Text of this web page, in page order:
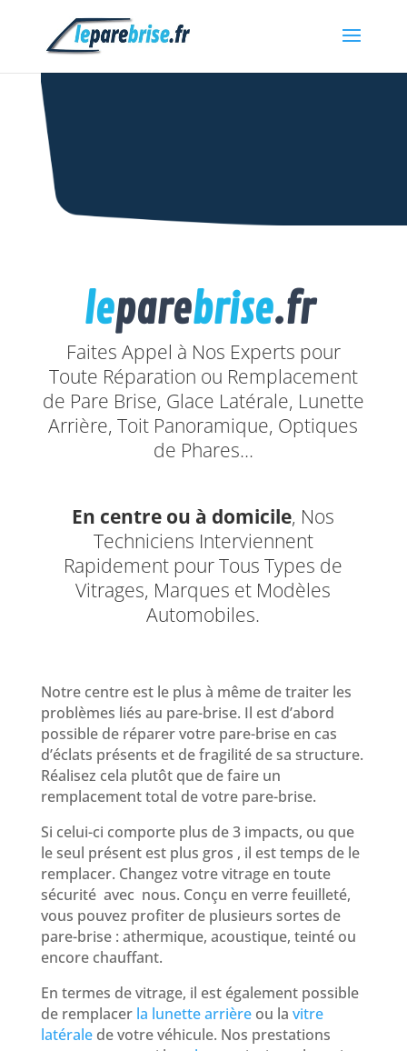
leparebrise.fr
Faites Appel à Nos Experts pour
Toute Réparation ou Remplacement
de Pare Brise, Glace Latérale, Lunette
Arrière, Toit Panoramique, Optiques
de Phares…
En centre ou à domicile, Nos
Techniciens Interviennent
Rapidement pour Tous Types de
Vitrages, Marques et Modèles
Automobiles.
Notre centre est le plus à même de traiter les
problèmes liés au pare-brise. Il est d’abord
possible de réparer votre pare-brise en cas
d’éclats présents et de fragilité de sa structure.
Réalisez cela plutôt que de faire un
remplacement total de votre pare-brise.
Si celui-ci comporte plus de 3 impacts, ou que
le seul présent est plus gros , il est temps de le
remplacer. Changez votre vitrage en toute
sécurité avec nous. Conçu en verre feuilleté,
vous pouvez profiter de plusieurs sortes de
pare-brise : athermique, acoustique, teinté ou
encore chauffant.
En termes de vitrage, il est également possible
de remplacer la lunette arrièreou la vitre
latéralede votre véhicule. Nos prestations